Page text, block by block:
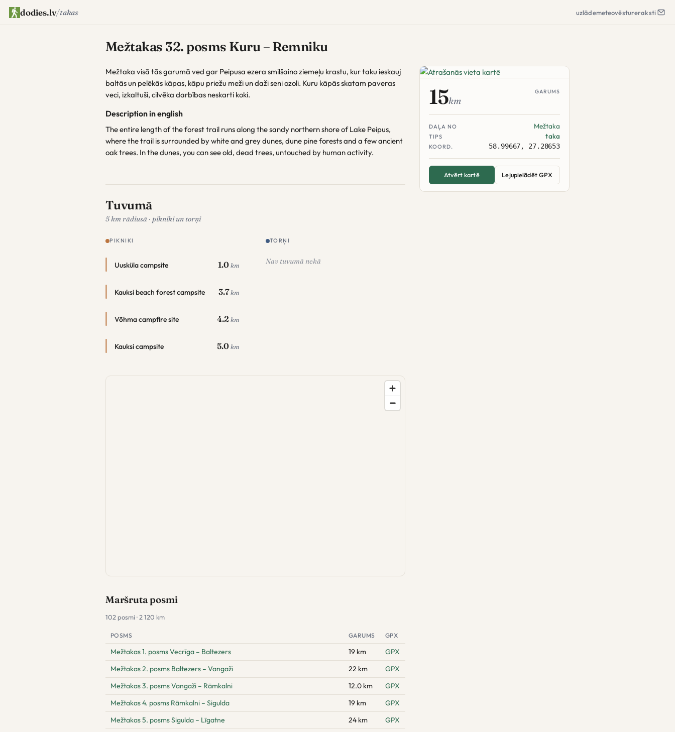
dodies.lv/takas uzlādemeteovēstureraksti
Mežtakas 32. posms Kuru – Remniku
Mežtaka visā tās garumā ved gar Peipusa ezera smilšaino ziemeļu krastu, kur taku ieskauj
baltās un pelēkās kāpas, kāpu priežu meži un daži seni ozoli. Kuru kāpās skatam paveras
veci, izkaltuši, cilvēka darbības neskarti koki.
Description in english
The entire length of the forest trail runs along the sandy northern shore of Lake Peipus,
where the trail is surrounded by white and grey dunes, dune pine forests and a few ancient
oak trees. In the dunes, you can see old, dead trees, untouched by human activity.
Tuvumā
5 km rādiusā · pikniki un torņi
PIKNIKI
Uusküla campsite 1.0 km
Kauksi beach forest campsite 3.7 km
Võhma campfire site 4.2 km
Kauksi campsite 5.0 km
TORŅI
Nav tuvumā nekā
Maršruta posmi
102 posmi · 2 120 km
POSMS GARUMS GPX
Mežtakas 1. posms Vecrīga – Baltezers 19 km
GPX
Mežtakas 2. posms Baltezers – Vangaži
22 km
GPX
Mežtakas 3. posms Vangaži – Rāmkalni
12.0 km
GPX
Mežtakas 4. posms Rāmkalni – Sigulda
19 km
GPX
Mežtakas 5. posms Sigulda – Līgatne
24 km
GPX
15km
GARUMS
DAĻA NO Mežtaka
TIPS taka
KOORD. 58.99667, 27.28653
Atvērt kartē Lejupielādēt GPX